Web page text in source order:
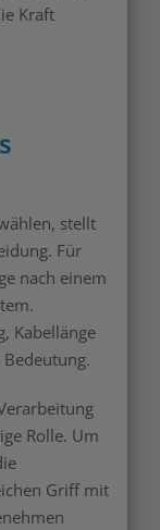
Kraft
stellt
Für
nach einem
Kabellänge
Rolle. Um
Griff mit